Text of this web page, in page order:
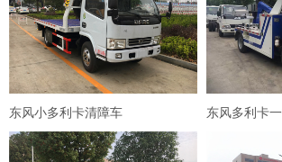
东风小多利卡清障车